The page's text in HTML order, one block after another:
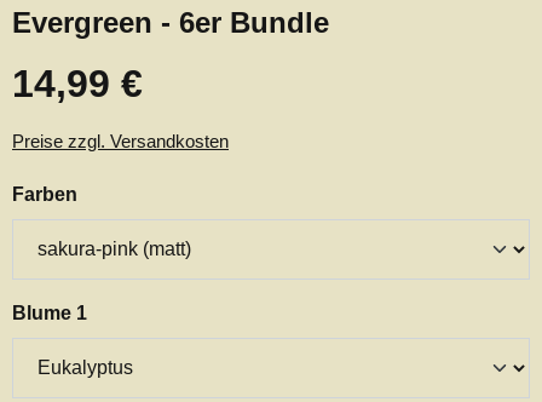
Evergreen - 6er Bundle
Regulärer Preis:
14,99 €
Preise zzgl. Versandkosten
Farben
Blume 1